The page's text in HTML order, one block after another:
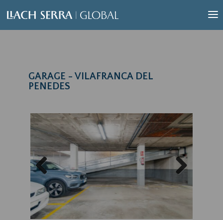
GARAGE - VILAFRANCA DEL
PENEDES
Previous Next